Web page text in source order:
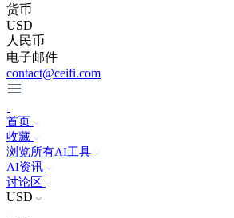
货币
USD
人民币
电子邮件
contact@ceifi.com
首页
收藏
浏览所有AI工具
AI资讯
讨论区
USD